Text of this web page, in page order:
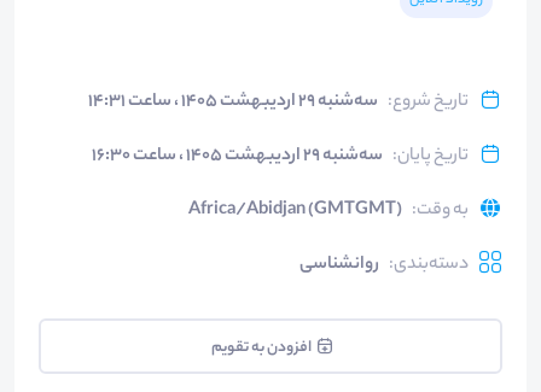
تاریخ شروع: سه‌شنبه ۲۹ اردیبهشت ۱۴۰۵ ، ساعت ۱۴:۳۱
تاریخ پایان: سه‌شنبه ۲۹ اردیبهشت ۱۴۰۵ ، ساعت ۱۶:۳۰
به وقت:
Africa/Abidjan (GMTGMT)
دسته‌بندی: روانشناسی
افزودن به تقویم